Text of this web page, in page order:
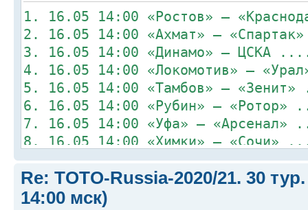
1. 16.05 14:00 «Ростов» –
2. 16.05 14:00 «Ахмат» –
3. 16.05 14:00 «Динамо» –
4. 16.05 14:00 «Локомотив» –
5. 16.05 14:00 «Тамбов» –
6. 16.05 14:00 «Рубин» –
7. 16.05 14:00 «Уфа» –
8. 16.05 14:00 «Химки» –
Re: TOTO-Russia-2020/21. 30
14:00 мск)